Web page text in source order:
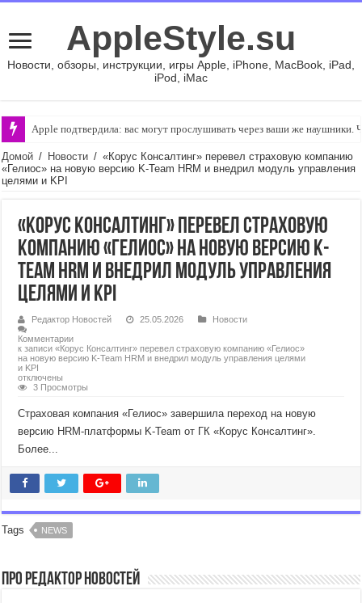
AppleStyle.su
Новости, обзоры, инструкции, игры Apple, iPhone, MacBook, iPad,
iPod, iMac
Apple подтвердила: вас могут прослушивать через ваши же наушники.
Домой / Новости / «Корус Консалтинг» перевел страховую компанию
«Гелиос» на новую версию K-Team HRM и внедрил модуль управления
целями и KPI
«Корус Консалтинг» перевел страховую
компанию «Гелиос» на новую версию K-
Team HRM и внедрил модуль управления
целями и KPI
Редактор Новостей 25.05.2026
Новости
Комментарии
к записи «Корус Консалтинг» перевел страховую компанию «Гелиос»
на новую версию K-Team HRM и внедрил модуль управления целями
и KPI
отключены
3 Просмотры
Страховая компания «Гелиос» завершила переход на новую
версию HRM-платформы K-Team от ГК «Корус Консалтинг».
Более...
Tags NEWS
Про Редактор Новостей